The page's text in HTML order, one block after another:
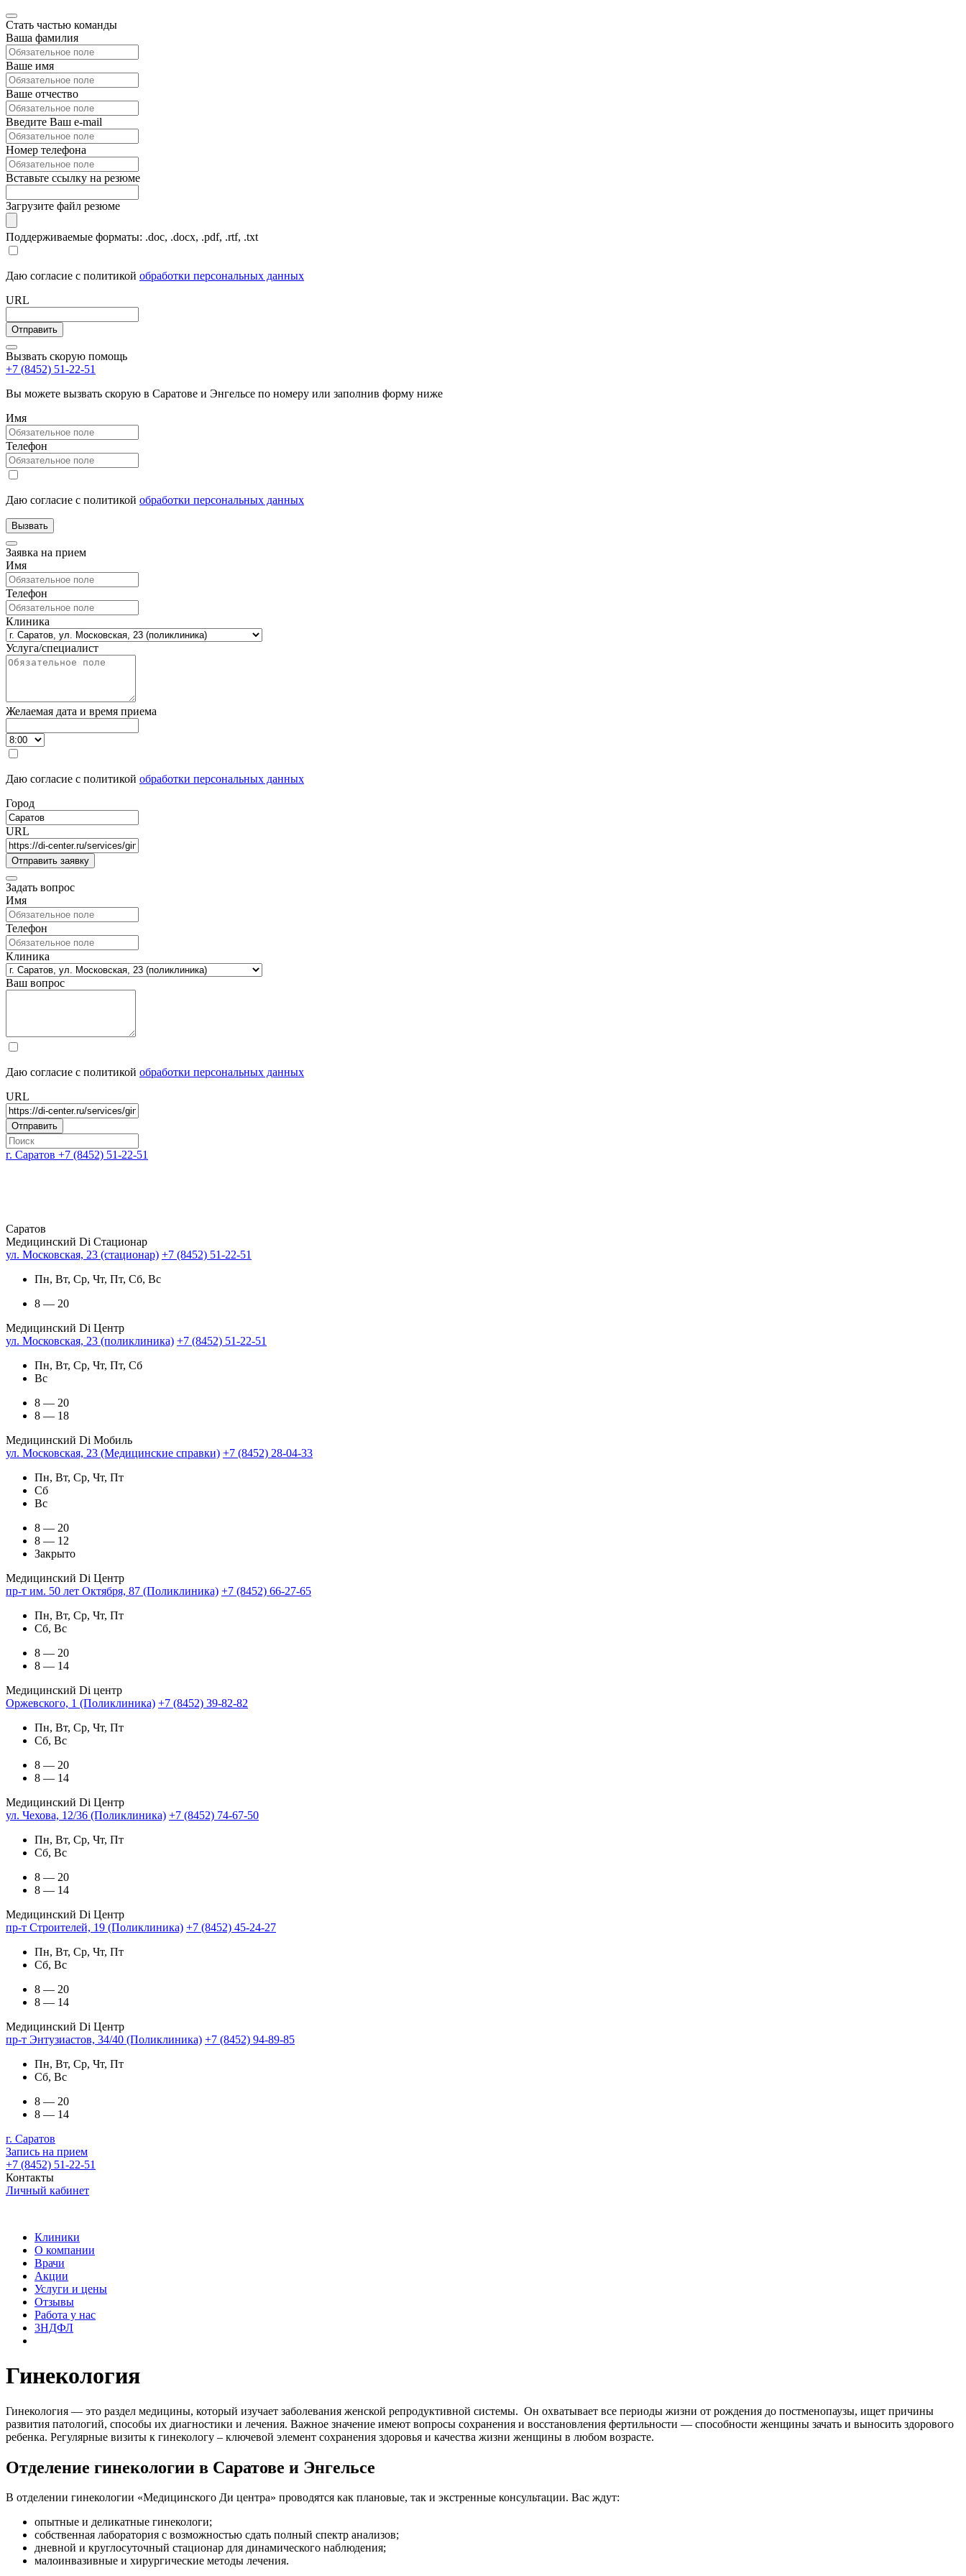
Стать частью команды
Ваша фамилия
Ваше имя
Ваше отчество
Введите Ваш e-mail
Номер телефона
Вставьте ссылку на резюме
Загрузите файл резюме
Поддерживаемые форматы: .doc, .docx, .pdf, .rtf, .txt
Даю согласие с политикой обработки персональных данных
URL
Вызвать скорую помощь
+7 (8452) 51-22-51
Вы можете вызвать скорую в Саратове и Энгельсе по номеру или заполнив форму ниже
Имя
Телефон
Даю согласие с политикой обработки персональных данных
Заявка на прием
Имя
Телефон
Клиника
Услуга/специалист
Желаемая дата и время приема
Даю согласие с политикой обработки персональных данных
Город
URL
Задать вопрос
Имя
Телефон
Клиника
Ваш вопрос
Даю согласие с политикой обработки персональных данных
URL
г. Саратов +7 (8452) 51-22-51
Саратов
Медицинский Di Стационар
ул. Московская, 23 (стационар) +7 (8452) 51-22-51
Пн, Вт, Ср, Чт, Пт, Сб, Вс
8 — 20
Медицинский Di Центр
ул. Московская, 23 (поликлиника) +7 (8452) 51-22-51
Пн, Вт, Ср, Чт, Пт, Сб
Вс
8 — 20
8 — 18
Медицинский Di Мобиль
ул. Московская, 23 (Медицинские справки) +7 (8452) 28-04-33
Пн, Вт, Ср, Чт, Пт
Сб
Вс
8 — 20
8 — 12
Закрыто
Медицинский Di Центр
пр-т им. 50 лет Октября, 87 (Поликлиника) +7 (8452) 66-27-65
Пн, Вт, Ср, Чт, Пт
Сб, Вс
8 — 20
8 — 14
Медицинский Di центр
Оржевского, 1 (Поликлиника) +7 (8452) 39-82-82
Пн, Вт, Ср, Чт, Пт
Сб, Вс
8 — 20
8 — 14
Медицинский Di Центр
ул. Чехова, 12/36 (Поликлиника) +7 (8452) 74-67-50
Пн, Вт, Ср, Чт, Пт
Сб, Вс
8 — 20
8 — 14
Медицинский Di Центр
пр-т Строителей, 19 (Поликлиника) +7 (8452) 45-24-27
Пн, Вт, Ср, Чт, Пт
Сб, Вс
8 — 20
8 — 14
Медицинский Di Центр
пр-т Энтузиастов, 34/40 (Поликлиника) +7 (8452) 94-89-85
Пн, Вт, Ср, Чт, Пт
Сб, Вс
8 — 20
8 — 14
г. Саратов
Запись на прием
+7 (8452) 51-22-51
Контакты
Личный кабинет
Клиники
О компании
Врачи
Акции
Услуги и цены
Отзывы
Работа у нас
3НДФЛ
Гинекология
Гинекология — это раздел медицины, который изучает заболевания женской репродуктивной системы. Он охватывает все периоды жизни от рождения до постменопаузы, ищет причины
развития патологий, способы их диагностики и лечения. Важное значение имеют вопросы сохранения и восстановления фертильности — способности женщины зачать и выносить здорового
ребенка. Регулярные визиты к гинекологу – ключевой элемент сохранения здоровья и качества жизни женщины в любом возрасте.
Отделение гинекологии в Саратове и Энгельсе
В отделении гинекологии «Медицинского Ди центра» проводятся как плановые, так и экстренные консультации. Вас ждут:
опытные и деликатные гинекологи;
собственная лаборатория с возможностью сдать полный спектр анализов;
дневной и круглосуточный стационар для динамического наблюдения;
малоинвазивные и хирургические методы лечения.